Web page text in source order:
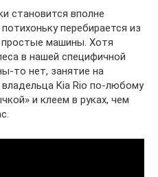
становится вполне
перебирается из
простые машины. Хотя
в нашей специфичной
то нет, занятие на
Kia Rio по-любому
и клеем в руках, чем